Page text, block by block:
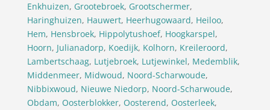
Enkhuizen, Grootebroek, Grootschermer,
Haringhuizen, Hauwert, Heerhugowaard, Heiloo,
Hem, Hensbroek, Hippolytushoef, Hoogkarspel,
Hoorn, Julianadorp, Koedijk, Kolhorn, Kreileroord,
Lambertschaag, Lutjebroek, Lutjewinkel, Medemblik,
Middenmeer, Midwoud, Noord-Scharwoude,
Nibbixwoud, Nieuwe Niedorp, Noord-Scharwoude,
Obdam, Oosterblokker, Oosterend, Oosterleek,